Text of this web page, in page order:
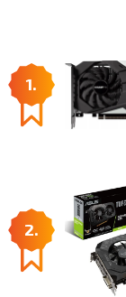
1.
2.